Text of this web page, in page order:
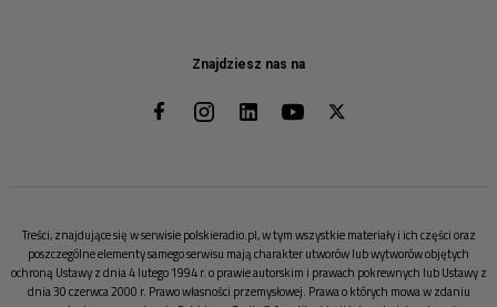
Znajdziesz nas na
Treści, znajdujące się w serwisie polskieradio.pl, w tym wszystkie materiały i ich części oraz
poszczególne elementy samego serwisu mają charakter utworów lub wytworów objętych
ochroną Ustawy z dnia 4 lutego 1994 r. o prawie autorskim i prawach pokrewnych lub Ustawy z
dnia 30 czerwca 2000 r. Prawo własności przemysłowej. Prawa o których mowa w zdaniu